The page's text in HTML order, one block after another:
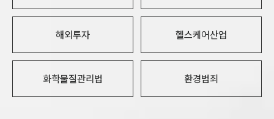
해외투자 헬스케어산업
화학물질관리법 환경범죄